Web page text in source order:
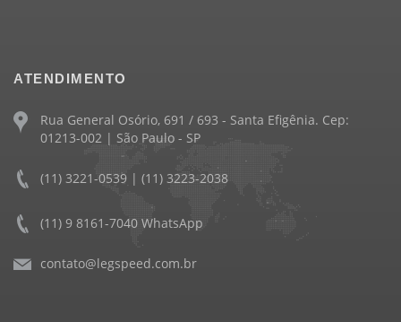
ATENDIMENTO
Rua General Osório, 691 / 693 - Santa Efigênia. Cep:
01213-002 | São Paulo - SP
(11) 3221-0539 | (11) 3223-2038
(11) 9 8161-7040 WhatsApp
contato@legspeed.com.br